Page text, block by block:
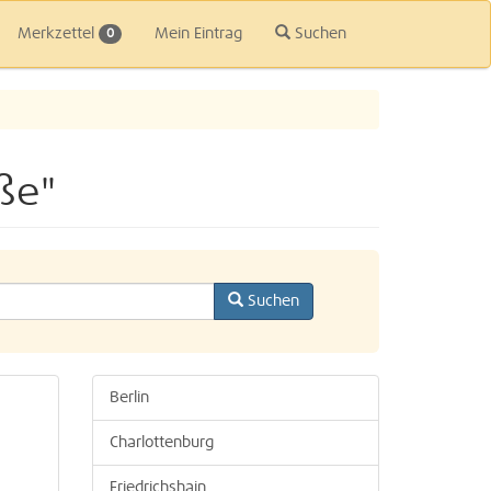
Merkzettel 0 Mein Eintrag Suchen
Suchen
Berlin
Charlottenburg
Friedrichshain